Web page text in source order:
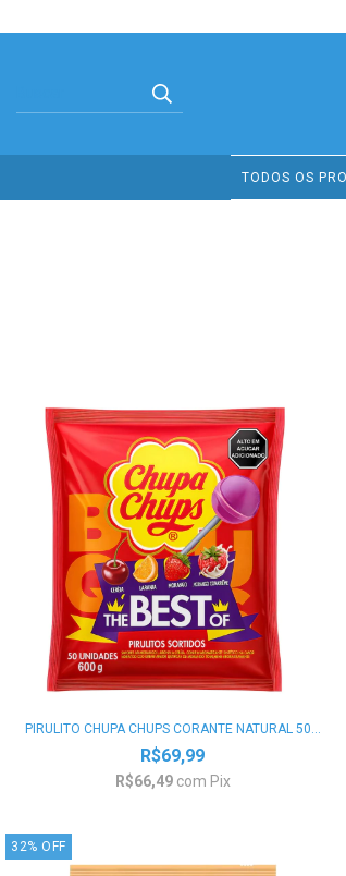
TODOS OS
PIRULITO CHUPA CHUPS CORANTE NATURAL 50...
R$69,99
R$66,49 com Pix
32% OFF